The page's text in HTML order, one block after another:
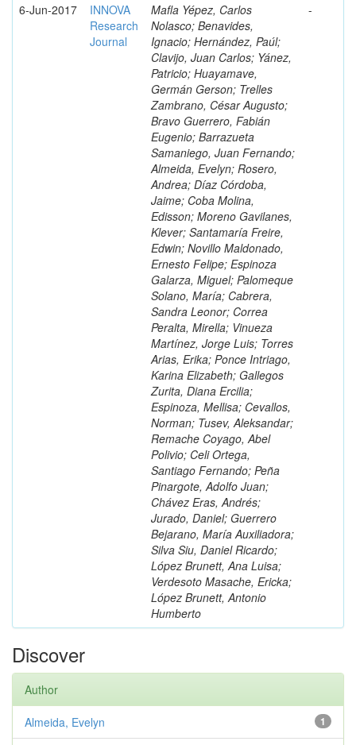
6-Jun-2017
INNOVA
Research
Journal
Mafla Yépez, Carlos
Nolasco; Benavides,
Ignacio; Hernández, Paúl;
Clavijo, Juan Carlos; Yánez,
Patricio; Huayamave,
Germán Gerson; Trelles
Zambrano, César Augusto;
Bravo Guerrero, Fabián
Eugenio; Barrazueta
Samaniego, Juan Fernando;
Almeida, Evelyn; Rosero,
Andrea; Díaz Córdoba,
Jaime; Coba Molina,
Edisson; Moreno Gavilanes,
Klever; Santamaría Freire,
Edwin; Novillo Maldonado,
Ernesto Felipe; Espinoza
Galarza, Miguel; Palomeque
Solano, María; Cabrera,
Sandra Leonor; Correa
Peralta, Mirella; Vinueza
Martínez, Jorge Luis; Torres
Arias, Erika; Ponce Intriago,
Karina Elizabeth; Gallegos
Zurita, Diana Ercilia;
Espinoza, Mellisa; Cevallos,
Norman; Tusev, Aleksandar;
Remache Coyago, Abel
Polivio; Celi Ortega,
Santiago Fernando; Peña
Pinargote, Adolfo Juan;
Chávez Eras, Andrés;
Jurado, Daniel; Guerrero
Bejarano, María Auxiliadora;
Silva Siu, Daniel Ricardo;
López Brunett, Ana Luisa;
Verdesoto Masache, Ericka;
López Brunett, Antonio
Humberto
-
Discover
Author
1
Almeida, Evelyn